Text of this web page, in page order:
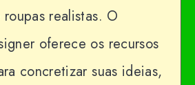
realistas. O
oferece os recursos
concretizar suas ideias,